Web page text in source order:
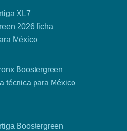
XL7
2026 ficha
México
Boostergreen
técnica para México
Boostergreen